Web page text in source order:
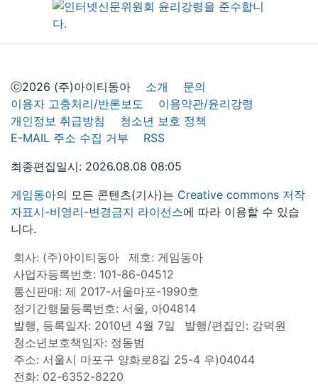
ⓒ2026 (주)아이티동아 소개
문의
이용자 고충처리/반론보도
이용약관/윤리강령
개인정보 취급방침
청소년 보호 정책
E-MAIL 주소 수집 거부
RSS
최종편집일시: 2026.08.08 08:05
게임동아의 모든 콘텐츠(기사)는 Creative commons 저작
자표시-비영리-변경금지 라이선스에 따라 이용할 수 있습
니다.
회사: (주)아이티동아
제호: 게임동아
사업자등록번호: 101-86-04512
통신판매: 제 2017-서울마포-1990호
정기간행물등록번호: 서울, 아04814
발행, 등록일자: 2010년 4월 7일
발행/편집인: 강덕원
청소년보호책임자: 정동범
주소: 서울시 마포구 양화로8길 25-4 우)04044
전화: 02-6352-8220